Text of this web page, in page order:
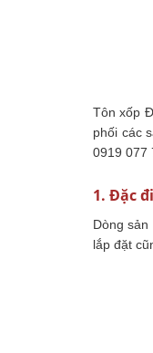
Tôn xốp
phối các
0919 077
1. Đặc
Dòng
lắp đặt